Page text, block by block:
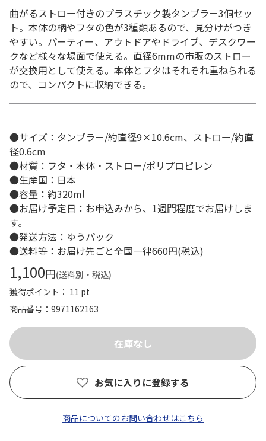
曲がるストロー付きのプラスチック製タンブラー3個セッ
ト。本体の柄やフタの色が3種類あるので、見分けがつき
やすい。パーティー、アウトドアやドライブ、デスクワー
クなど様々な場面で使える。直径6mmの市販のストロー
が交換用として使える。本体とフタはそれぞれ重ねられる
ので、コンパクトに収納できる。
●サイズ：タンブラー/約直径9×10.6cm、ストロー/約直
径0.6cm
●材質：フタ・本体・ストロー/ポリプロピレン
●生産国：日本
●容量：約320ml
●お届け予定日：お申込みから、1週間程度でお届けしま
す。
●発送方法：ゆうパック
●送料等：お届け先ごと全国一律660円(税込)
1,100円(送料別・税込)
獲得ポイント： 11 pt
商品番号
9971162163
お気に入りに登録する
商品についてのお問い合わせはこちら